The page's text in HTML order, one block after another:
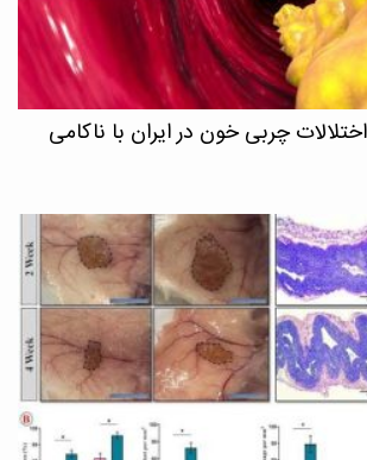
اختلالات چربی خون در ایران با ناکامی